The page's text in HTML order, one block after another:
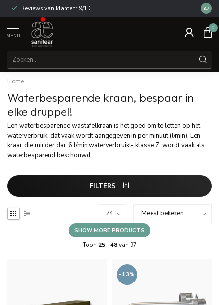
Reviews van klanten: 9/10 14
8.7
MENU
0
Home
Waterbesparende kraan, bespaar in
elke druppel!
Een waterbesparende wastafelkraan is het goed om te letten op het
waterverbruik, dat vaak wordt aangegeven in per minuut (l/min). Een
kraan die minder dan 6 l/min waterverbruikt- klasse Z, wordt vaak als
waterbesparend beschouwd.
FILTERS
SHOW MORE PRODUCTS
Toon 25-48van 97
-13%